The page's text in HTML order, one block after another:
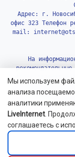
Мы используем
анализа
аналитики
LiveInternet .
соглашаетесь с
Адрес: г.
офис 323 Телефон
mail:
На
предоставления
и анализа
пользователей